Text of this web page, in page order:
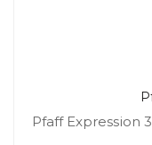
Pfaff Expression